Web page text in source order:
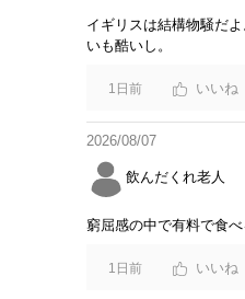
イギリスは結構物騒だ
いも酷いし。
1日前
2026/08/07
飲んだくれ老人
窮屈感の中で有料で食べ
1日前